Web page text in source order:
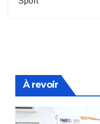
À revoir